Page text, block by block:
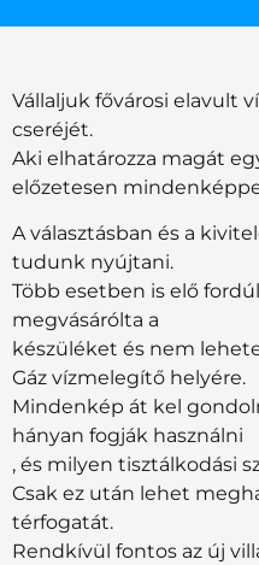
Vállaljuk fővárosi elavult
cseréjét.
Aki elhatározza magát
előzetesen
A választásban és a
tudunk nyújtani.
Több esetben is elő
megvásárólta a
készüléket és nem
Gáz vízmelegítő helyére.
Mindenkép át kel
hányan fogják használni
, és milyen tisztálkodási
Csak ez után lehet
térfogatát.
Rendkívül fontos az új